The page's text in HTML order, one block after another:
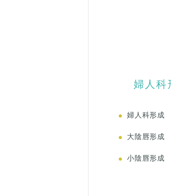
婦人科
婦人科形成
大陰唇形成
小陰唇形成